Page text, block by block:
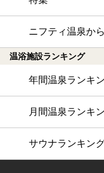
ニフティ温泉か
温浴施設ランキング
年間温泉ランキ
月間温泉ランキ
サウナランキン